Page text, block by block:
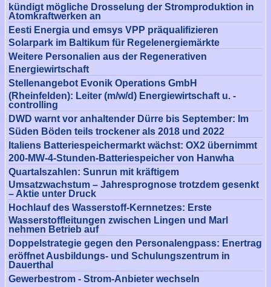
kündigt mögliche Drosselung der Stromproduktion in
Atomkraftwerken an
Eesti Energia und emsys VPP präqualifizieren
Solarpark im Baltikum für Regelenergiemärkte
Weitere Personalien aus der Regenerativen
Energiewirtschaft
Stellenangebot Evonik Operations GmbH
(Rheinfelden): Leiter (m/w/d) Energiewirtschaft u. -
controlling
DWD warnt vor anhaltender Dürre bis September: Im
Süden Böden teils trockener als 2018 und 2022
Italiens Batteriespeichermarkt wächst: OX2 übernimmt
200-MW-4-Stunden-Batteriespeicher von Hanwha
Quartalszahlen: Sunrun mit kräftigem
Umsatzwachstum – Jahresprognose trotzdem gesenkt
– Aktie unter Druck
Hochlauf des Wasserstoff-Kernnetzes: Erste
Wasserstoffleitungen zwischen Lingen und Marl
nehmen Betrieb auf
Doppelstrategie gegen den Personalengpass: Enertrag
eröffnet Ausbildungs- und Schulungszentrum in
Dauerthal
Gewerbestrom - Strom-Anbieter wechseln